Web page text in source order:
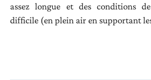
assez longue et des conditions
difficile (en plein air en supportant